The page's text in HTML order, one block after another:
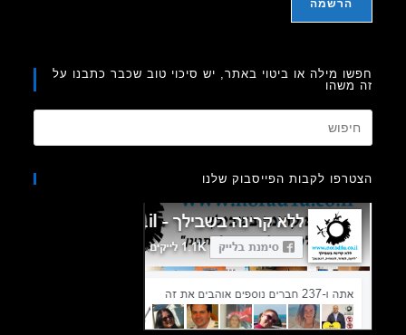
מילה או ביטוי באתר, יש סיכוי טוב שכבר כתבנו על
Escape
לקבות הפייסבוק שלנו